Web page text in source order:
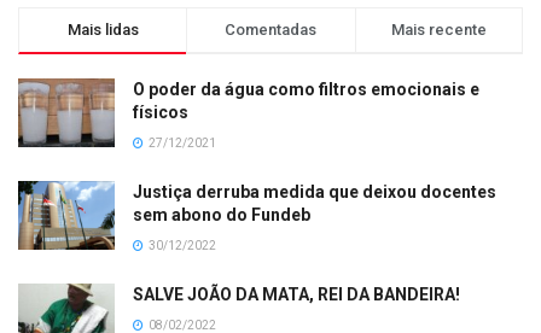
Mais lidas Comentadas Mais recente
O poder da água como filtros emocionais e
físicos
27/12/2021
Justiça derruba medida que deixou docentes
sem abono do Fundeb
30/12/2022
SALVE JOÃO DA MATA, REI DA BANDEIRA!
08/02/2022